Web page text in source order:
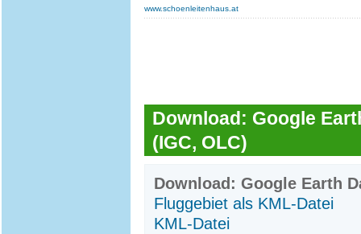
www.schoenleitenhaus.at
Download: Google
(IGC, OLC)
Download: Google Earth
Fluggebiet als KML-Datei
KML-Datei